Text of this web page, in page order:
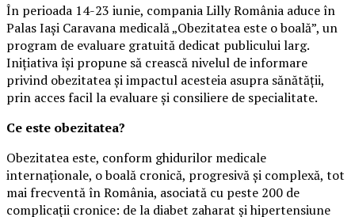
În perioada 14-23 iunie, compania Lilly România aduce în
Palas Iași Caravana medicală „Obezitatea este o boală”, un
program de evaluare gratuită dedicat publicului larg.
Inițiativa își propune să crească nivelul de informare
privind obezitatea și impactul acesteia asupra sănătății,
prin acces facil la evaluare și consiliere de specialitate.
Ce este obezitatea?
Obezitatea este, conform ghidurilor medicale
internaționale, o boală cronică, progresivă și complexă, tot
mai frecventă în România, asociată cu peste 200 de
complicații cronice: de la diabet zaharat și hipertensiune